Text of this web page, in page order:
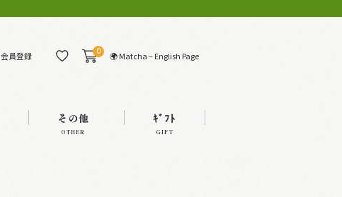
会員登録 0 🌍 Matcha – English Page
その他
OTHER
ｷﾞﾌﾄ
GIFT